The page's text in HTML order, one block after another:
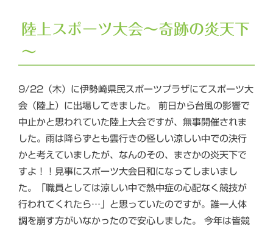
陸上スポーツ大会～奇跡の炎天下
～
9/22（木）に伊勢崎県民スポーツプラザにてスポーツ大
会（陸上）に出場してきました。 前日から台風の影響で
中止かと思われていた陸上大会ですが、無事開催されま
した。雨は降らずとも雲行きの怪しい涼しい中での決行
かと考えていましたが、なんのその、まさかの炎天下で
すよ！！見事にスポーツ大会日和になってしまいまし
た。「職員としては涼しい中で熱中症の心配なく競技が
行われてくれたら…」と思っていたのですが。誰一人体
調を崩す方がいなかったので安心しました。 今年は皆競